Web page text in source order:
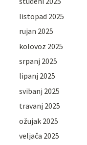
listopad 2025
rujan 2025
kolovoz 2025
srpanj 2025
lipanj 2025
svibanj 2025
travanj 2025
ožujak 2025
veljača 2025